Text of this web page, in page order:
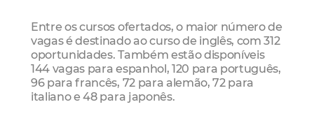
Entre os cursos ofertados, o maior número de
vagas é destinado ao curso de inglês, com 312
oportunidades. Também estão disponíveis
144 vagas para espanhol, 120 para português,
96 para francês, 72 para alemão, 72 para
italiano e 48 para japonês.